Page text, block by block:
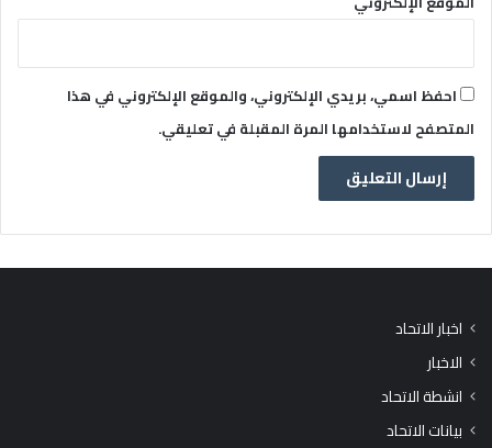
احفظ اسمي، بريدي الإلكتروني، والموقع الإلكتروني في هذا
المتصفح لاستخدامها المرة المقبلة في تعليقي.
اخبار الاتحاد
الاخبار
انشطة الاتحاد
بيانات الاتحاد